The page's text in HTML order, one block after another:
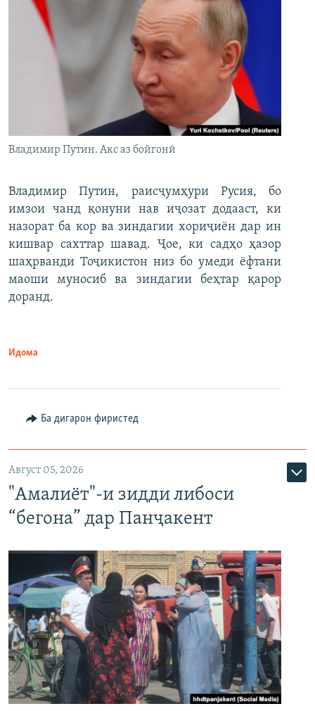
Владимир Путин. Акс аз бойгонӣ
Владимир Путин, раисҷумҳури Русия, бо
имзои чанд қонуни нав иҷозат додааст, ки
назорат ба кор ва зиндагии хориҷиён дар ин
кишвар сахттар шавад. Ҷое, ки садҳо ҳазор
шаҳрванди Тоҷикистон низ бо умеди ёфтани
маоши муносиб ва зиндагии беҳтар қарор
доранд.
Идома
Ба дигарон фиристед
Август 05, 2026
"Амалиёт"-и зидди либоси
“бегона” дар Панҷакент